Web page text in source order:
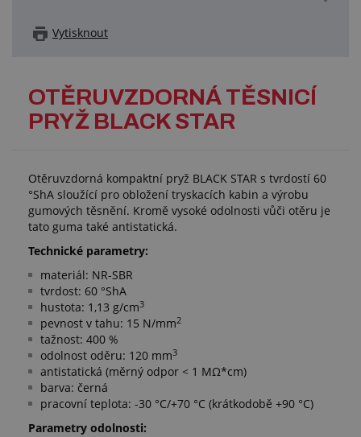
Vytisknout
OTĚRUVZDORNÁ TĚSNICÍ
PRYŽ BLACK STAR
Otěruvzdorná kompaktní pryž BLACK STAR s tvrdostí 60
°ShA sloužící pro obložení tryskacích kabin a výrobu
gumových těsnění. Kromě vysoké odolnosti vůči otěru je
tato guma také antistatická.
Technické parametry:
materiál: NR-SBR
tvrdost: 60 °ShA
hustota: 1,13 g/cm3
pevnost v tahu: 15 N/mm2
tažnost: 400 %
odolnost oděru: 120 mm3
antistatická (měrný odpor < 1 MΩ*cm)
barva: černá
pracovní teplota: -30 °C/+70 °C (krátkodobě +90 °C)
Parametry odolnosti: